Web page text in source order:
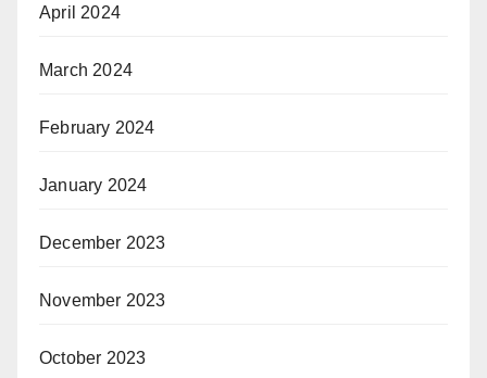
April 2024
March 2024
February 2024
January 2024
December 2023
November 2023
October 2023